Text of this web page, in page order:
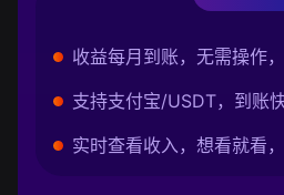
收益每月到账，无需操作
支持支付宝/USDT，到账
实时查看收入，想看就看